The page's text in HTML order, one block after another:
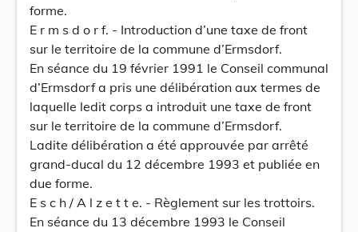
forme.
E r m s d o r f. - Introduction d’une taxe de front
sur le territoire de la commune d’Ermsdorf.
En séance du 19 février 1991 le Conseil communal
d’Ermsdorf a pris une délibération aux termes de
laquelle ledit corps a introduit une taxe de front
sur le territoire de la commune d’Ermsdorf.
Ladite délibération a été approuvée par arrêté
grand-ducal du 12 décembre 1993 et publiée en
due forme.
E s c h / A l z e t t e. - Règlement sur les trottoirs.
En séance du 13 décembre 1993 le Conseil